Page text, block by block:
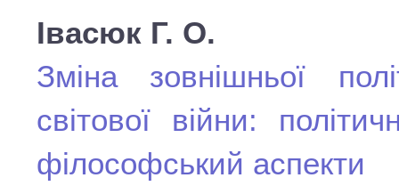
Івасюк Г. О.
Зміна зовнішньої
світової війни:
філософський аспекти